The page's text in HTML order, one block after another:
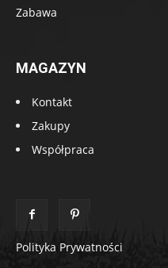
Zabawa
MAGAZYN
Kontakt
Zakupy
Współpraca
Polityka Prywatności